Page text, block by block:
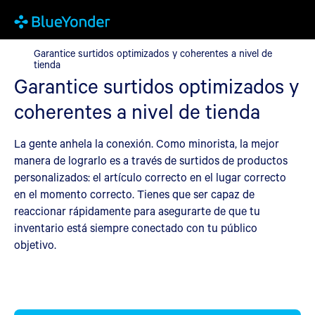
Garantice surtidos optimizados y coherentes a nivel de tienda
Garantice surtidos optimizados y coherentes a nivel de
tienda
Garantice surtidos optimizados y
coherentes a nivel de tienda
La gente anhela la conexión. Como minorista, la mejor
manera de lograrlo es a través de surtidos de productos
personalizados: el artículo correcto en el lugar correcto
en el momento correcto. Tienes que ser capaz de
reaccionar rápidamente para asegurarte de que tu
inventario está siempre conectado con tu público
objetivo.